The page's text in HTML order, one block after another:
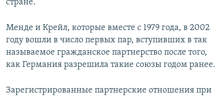
стране.
Менде и Крейл, которые вместе с 1979 года, в 2002
году вошли в число первых пар, вступивших в так
называемое гражданское партнерство после того,
как Германия разрешила такие союзы годом ранее.
Зарегистрированные партнерские отношения при